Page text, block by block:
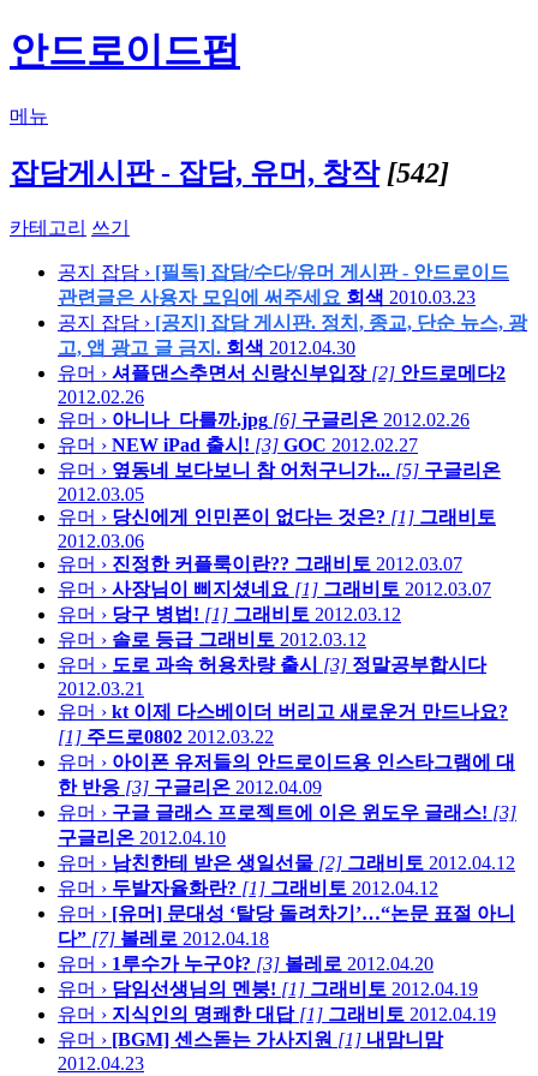
안드로이드펍
메뉴
잡담게시판 - 잡담, 유머, 창작 [542]
카테고리 쓰기
공지 잡담 › [필독] 잡담/수다/유머 게시판 - 안드로이드
관련글은 사용자 모임에 써주세요 회색 2010.03.23
공지
잡담 › [공지] 잡담 게시판. 정치, 종교, 단순 뉴스, 광
고, 앱 광고 글 금지. 회색 2012.04.30
유머 › 셔플댄스추면서 신랑신부입장 [2] 안드로메다2
2012.02.26
유머 › 아니나_다를까.jpg [6] 구글리온 2012.02.26
유머 › NEW iPad 출시! [3] GOC 2012.02.27
유머 › 옆동네 보다보니 참 어처구니가... [5] 구글리온
2012.03.05
유머 › 당신에게 인민폰이 없다는 것은? [1] 그래비토
2012.03.06
유머 › 진정한 커플룩이란?? 그래비토 2012.03.07
유머 › 사장님이 삐지셨네요 [1] 그래비토 2012.03.07
유머 › 당구 병법! [1] 그래비토 2012.03.12
유머 › 솔로 등급 그래비토 2012.03.12
유머 › 도로 과속 허용차량 출시 [3] 정말공부합시다
2012.03.21
유머 › kt 이제 다스베이더 버리고 새로운거 만드나요?
[1] 주드로0802 2012.03.22
유머 › 아이폰 유저들의 안드로이드용 인스타그램에 대
한 반응 [3] 구글리온 2012.04.09
유머 › 구글 글래스 프로젝트에 이은 윈도우 글래스! [3]
구글리온 2012.04.10
유머 › 남친한테 받은 생일선물 [2] 그래비토 2012.04.12
유머 › 두발자율화란? [1] 그래비토 2012.04.12
유머 › [유머] 문대성 ‘탈당 돌려차기’…“논문 표절 아니
다” [7] 볼레로 2012.04.18
유머 › 1루수가 누구야? [3] 볼레로 2012.04.20
유머 › 담임선생님의 멘붕! [1] 그래비토 2012.04.19
유머 › 지식인의 명쾌한 대답 [1] 그래비토 2012.04.19
유머 › [BGM] 센스돋는 가사지원 [1] 내맘니맘
2012.04.23